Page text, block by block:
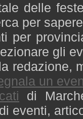
delle
per
per
gli
redazione,
un
di
eventi,